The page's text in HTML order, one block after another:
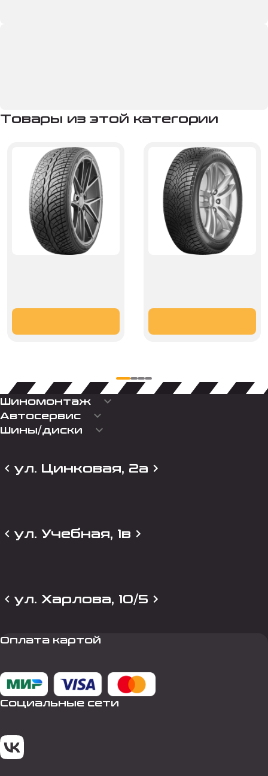
Товары из этой категории
Шиномонтаж keyboard_arrow_down
Автосервис keyboard_arrow_down
Шины/диски keyboard_arrow_down
ул. Цинковая, 2а
ул. Учебная, 1в
ул. Харлова, 10/5
Оплата картой
Социальные сети